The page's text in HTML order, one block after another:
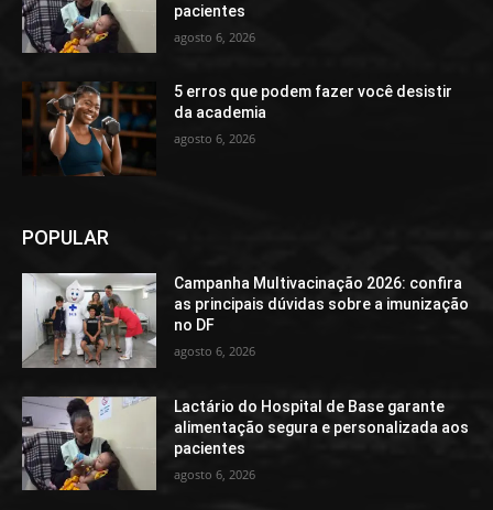
pacientes
agosto 6, 2026
5 erros que podem fazer você desistir
da academia
agosto 6, 2026
POPULAR
Campanha Multivacinação 2026: confira
as principais dúvidas sobre a imunização
no DF
agosto 6, 2026
Lactário do Hospital de Base garante
alimentação segura e personalizada aos
pacientes
agosto 6, 2026